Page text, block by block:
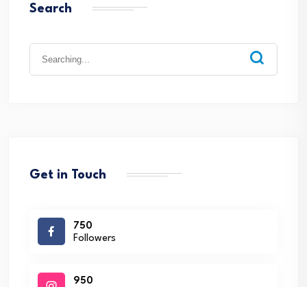
Search
Get in Touch
750
Followers
950